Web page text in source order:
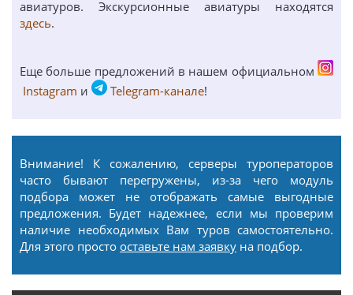
авиатуров. Экскурсионные авиатуры находятся
здесь.
Еще больше предложений в нашем официальном
Instagram и Telegram-канале!
Внимание! К сожалению, серверы туроператоров
часто бывают перегружены, из-за чего модуль
подбора может не отображать самые выгодные
предложения. Будет надежнее, если мы проверим
наличие необходимых Вам туров самостоятельно.
Для этого просто оставьте нам заявку на подбор.